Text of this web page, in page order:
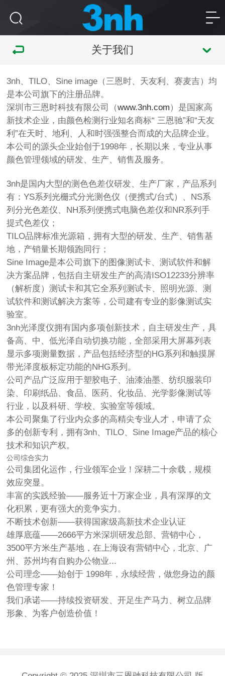
关于我们
3nh、TILO、Sine image（三恩时、天友利、赛麦吉）均
是本公司旗下的注册品牌。
深圳市三恩时科技有限公司（www.3nh.com ）是国家高
新技术企业，由颜色检测行业知名商标“ 三恩驰”和“天友
利”在天时、地利、人和时强强整合而成的大品牌企业。
本公司的源头企业始创于1998年，长期以来，专业从事
颜色管理领域的研发、生产、销售及服务。
3nh是国内大型的测色色差仪研发、生产厂家，产品系列
有：YS系列光栅式分光测色仪（便携式/台式）、NS系
列分光色差仪、NH系列便携式电脑色差仪和NR系列手
提式色差仪；
TILO品牌标准光源箱，拥有大型的研发、生产、销售基
地，产销量长期领跑同行；
Sine Image是本公司旗下的图像测试卡、测试软件和解
决方案品牌，包括自主研发生产的高清ISO12233分辨率
（解析度）测试卡和其它全系列测试卡、照明光源、测
试软件和测试解决方案等，公司建有专业的影像测试实
验室。
3nh光泽度仪拥有国内多项创新技术，自主研发生产，具
备高、中、低光泽自动切换功能，全部采用大屏幕列表
显示多项测量数据，产品包括经济型的HG系列和触摸屏
带光泽度板标定功能的NHG系列。
公司产品广泛应用于塑胶电子、油漆油墨、纺织服装印
染、印刷纸品、食品、医药、化妆品、光学影像测试等
行业，以及科研、学校、实验室等领域。
本公司聚集了行业内众多的高精尖专业人才，申请了众
多的创新专利，拥有3nh、TILO、Sine Image产品的核心
技术和知识产权。
公司综合实力
公司集团化运作，行业领军企业！深耕二十余载，规模
效应突显。
丰富的实践经验——服务近十万家企业，具有深厚的文
化积累，更有强大的竞争实力。
不断技术创新——获得国家级高新技术企业认证
雄厚底蕴——2666平方米深圳研发总部、营销中心，
3500平方米生产基地，在上海设有营销中心，北京、广
州、苏州均有自购办公物业...
公司理念——始创于 1998年，永续经营，做您身边的颜
色管理专家！
我们承诺——持续投资研发、开足生产马力、树立品牌
形象、为客户创造价值！